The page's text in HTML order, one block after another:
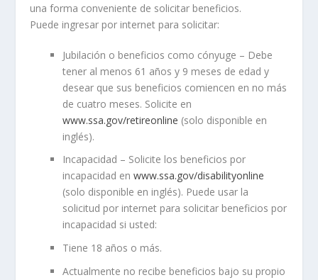
una forma conveniente de solicitar beneficios.
Puede ingresar por internet para solicitar:
Jubilación o beneficios como cónyuge – Debe
tener al menos 61 años y 9 meses de edad y
desear que sus beneficios comiencen en no más
de cuatro meses. Solicite en
www.ssa.gov/retireonline (solo disponible en
inglés).
Incapacidad – Solicite los beneficios por
incapacidad enwww.ssa.gov/disabilityonline
(solo disponible en inglés). Puede usar la
solicitud por internet para solicitar beneficios por
incapacidad si usted:
Tiene 18 años o más.
Actualmente no recibe beneficios bajo su propio